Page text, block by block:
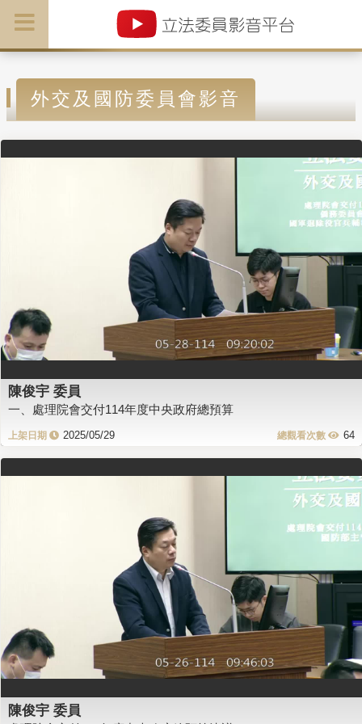
外交及國防委員會影音
陳俊宇 委員
一、處理院會交付114年度中央政府總預算
2025/05/29 64
陳俊宇 委員